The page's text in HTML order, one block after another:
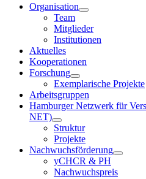
Organisation
Team
Mitglieder
Institutionen
Aktuelles
Kooperationen
Forschung
Exemplarische Projekte
Arbeitsgruppen
Hamburger Netzwerk für
NET)
Struktur
Projekte
Nachwuchsförderung
yCHCR & PH
Nachwuchspreis